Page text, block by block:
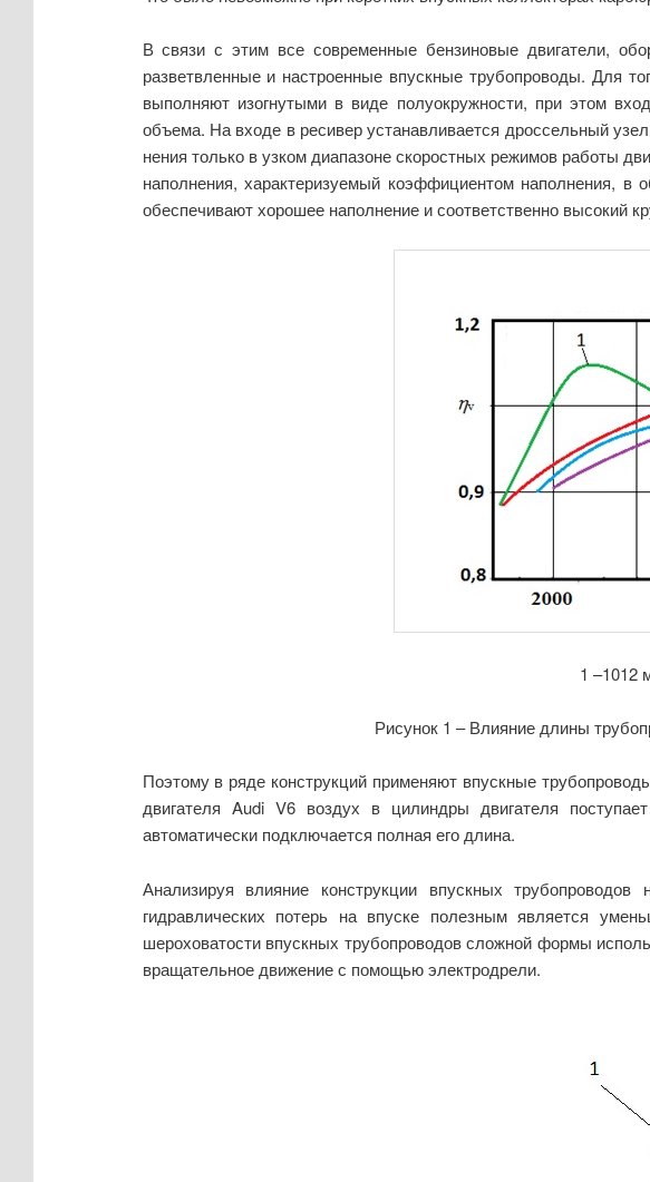
В связи с этим все современные бензиновые двигатели,
разветвленные и настроенные впуск­ные трубопроводы. Для
выполняют изогнутыми в виде полуокружности, при этом
объема. На входе в ресивер устанавливается дроссельный
нения только в узком диапазоне скоростных режимов работы
наполнения, характеризуемый коэффициентом наполнения, в
обеспечивают хорошее наполнение и соответственно высокий
1 –1012
Рисунок 1 – Влияние длины
Поэтому в ряде конструкций применяют впускные
двигателя Audi V6 воздух в цилиндры двигателя
автоматически подключается полная его длина.
Анализируя влияние конструкции впускных
гидравлических потерь на впуске полезным является
шероховатости впускных трубопроводов сложной формы
вращательное движение с помощью электродрели.